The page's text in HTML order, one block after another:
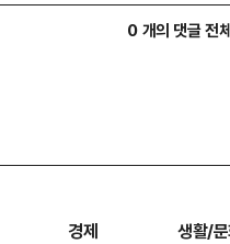
0 개의 댓글 전
경제 생활/